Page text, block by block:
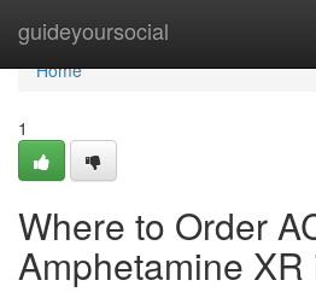
guideyoursocial
Home
Home
1
Where to Order
Amphetamine